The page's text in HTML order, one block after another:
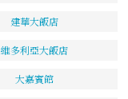
建華大飯店
維多利亞大飯店
大嘉賓館